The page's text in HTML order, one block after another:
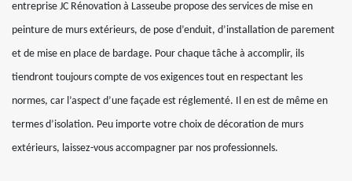
entreprise JC Rénovation à Lasseube propose des services de mise en
peinture de murs extérieurs, de pose d’enduit, d’installation de parement
et de mise en place de bardage. Pour chaque tâche à accomplir, ils
tiendront toujours compte de vos exigences tout en respectant les
normes, car l’aspect d’une façade est réglementé. Il en est de même en
termes d’isolation. Peu importe votre choix de décoration de murs
extérieurs, laissez-vous accompagner par nos professionnels.